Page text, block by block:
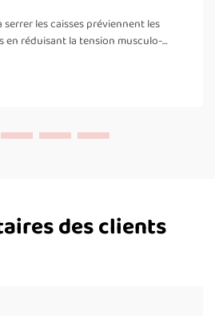
les caisses préviennent les
en réduisant la tension musculo-
serrent manuellement des
doivent se pencher constamment,
des clients